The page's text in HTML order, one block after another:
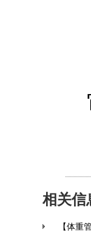
相关信
【体重